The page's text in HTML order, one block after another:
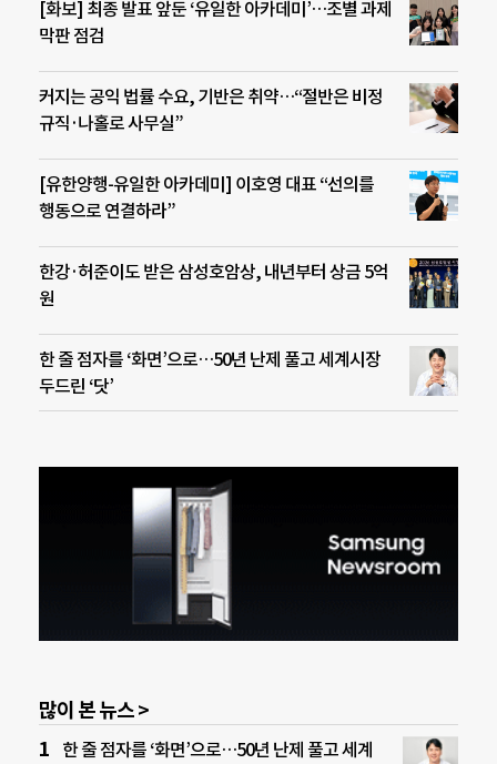
[화보] 최종 발표 앞둔 ‘유일한 아카데미’…조별 과제
막판 점검
커지는 공익 법률 수요, 기반은 취약…“절반은 비정
규직·나홀로 사무실”
[유한양행-유일한 아카데미] 이호영 대표 “선의를
행동으로 연결하라”
한강·허준이도 받은 삼성호암상, 내년부터 상금 5억
원
한 줄 점자를 ‘화면’으로…50년 난제 풀고 세계시장
두드린 ‘닷’
많이 본 뉴스 >
한 줄 점자를 ‘화면’으로…50년 난제 풀고 세계